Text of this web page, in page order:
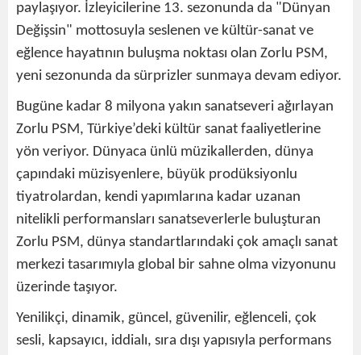
paylaşıyor. İzleyicilerine 13. sezonunda da "Dünyan
Değişsin" mottosuyla seslenen ve kültür-sanat ve
eğlence hayatının buluşma noktası olan Zorlu PSM,
yeni sezonunda da sürprizler sunmaya devam ediyor.
Bugüne kadar 8 milyona yakın sanatseveri ağırlayan
Zorlu PSM, Türkiye’deki kültür sanat faaliyetlerine
yön veriyor. Dünyaca ünlü müzikallerden, dünya
çapındaki müzisyenlere, büyük prodüksiyonlu
tiyatrolardan, kendi yapımlarına kadar uzanan
nitelikli performansları sanatseverlerle buluşturan
Zorlu PSM, dünya standartlarındaki çok amaçlı sanat
merkezi tasarımıyla global bir sahne olma vizyonunu
üzerinde taşıyor.
Yenilikçi, dinamik, güncel, güvenilir, eğlenceli, çok
sesli, kapsayıcı, iddialı, sıra dışı yapısıyla performans